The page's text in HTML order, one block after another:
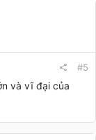
#5
và vĩ đại của